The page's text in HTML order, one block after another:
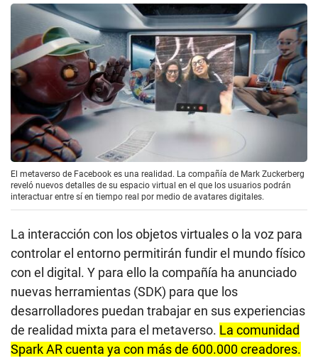
El metaverso de Facebook es una realidad. La compañía de Mark Zuckerberg
reveló nuevos detalles de su espacio virtual en el que los usuarios podrán
interactuar entre sí en tiempo real por medio de avatares digitales.
La interacción con los objetos virtuales o la voz para
controlar el entorno permitirán fundir el mundo físico
con el digital. Y para ello la compañía ha anunciado
nuevas herramientas (SDK) para que los
desarrolladores puedan trabajar en sus experiencias
de realidad mixta para el metaverso. La comunidad
Spark AR cuenta ya con más de 600.000 creadores.